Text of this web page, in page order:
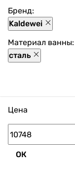
нашем магазине
оплаты, покупка
скидок для
Бренд:
Kaldewei
Материал ванны:
сталь
Цена
ОК